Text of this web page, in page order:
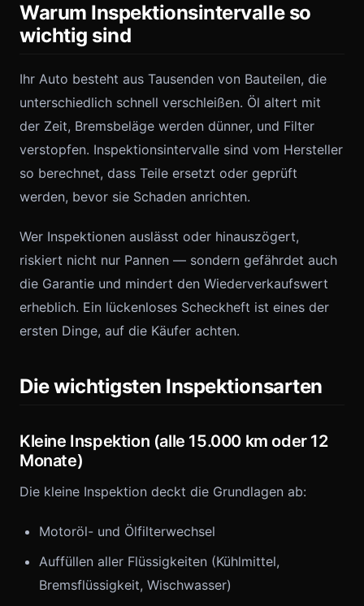
Warum Inspektionsintervalle so
wichtig sind
Ihr Auto besteht aus Tausenden von Bauteilen, die
unterschiedlich schnell verschleißen. Öl altert mit
der Zeit, Bremsbeläge werden dünner, und Filter
verstopfen. Inspektionsintervalle sind vom Hersteller
so berechnet, dass Teile ersetzt oder geprüft
werden, bevor sie Schaden anrichten.
Wer Inspektionen auslässt oder hinauszögert,
riskiert nicht nur Pannen — sondern gefährdet auch
die Garantie und mindert den Wiederverkaufswert
erheblich. Ein lückenloses Scheckheft ist eines der
ersten Dinge, auf die Käufer achten.
Die wichtigsten Inspektionsarten
Kleine Inspektion (alle 15.000 km oder 12
Monate)
Die kleine Inspektion deckt die Grundlagen ab:
Motoröl- und Ölfilterwechsel
Auffüllen aller Flüssigkeiten (Kühlmittel,
Bremsflüssigkeit, Wischwasser)